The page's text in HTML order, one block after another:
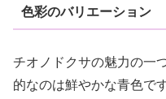
色彩のバリエーション
チオノドクサの魅力の一
的なのは鮮やかな青色で